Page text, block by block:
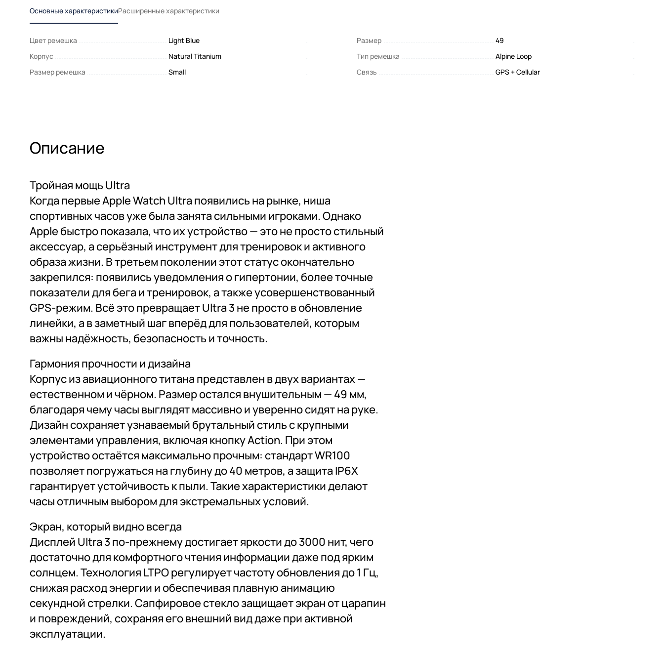
Основные характеристикиРасширенные характеристики
Цвет ремешка Light Blue Размер
49
Корпус
Natural Titanium Тип ремешка
Alpine Loop
Размер ремешка
Small Связь GPS + Cellular
Описание
Тройная мощь Ultra
Когда первые Apple Watch Ultra появились на рынке, ниша
спортивных часов уже была занята сильными игроками. Однако
Apple быстро показала, что их устройство — это не просто стильный
аксессуар, а серьёзный инструмент для тренировок и активного
образа жизни. В третьем поколении этот статус окончательно
закрепился: появились уведомления о гипертонии, более точные
показатели для бега и тренировок, а также усовершенствованный
GPS-режим. Всё это превращает Ultra 3 не просто в обновление
линейки, а в заметный шаг вперёд для пользователей, которым
важны надёжность, безопасность и точность.
Гармония прочности и дизайна
Корпус из авиационного титана представлен в двух вариантах —
естественном и чёрном. Размер остался внушительным — 49 мм,
благодаря чему часы выглядят массивно и уверенно сидят на руке.
Дизайн сохраняет узнаваемый брутальный стиль с крупными
элементами управления, включая кнопку Action. При этом
устройство остаётся максимально прочным: стандарт WR100
позволяет погружаться на глубину до 40 метров, а защита IP6X
гарантирует устойчивость к пыли. Такие характеристики делают
часы отличным выбором для экстремальных условий.
Экран, который видно всегда
Дисплей Ultra 3 по-прежнему достигает яркости до 3000 нит, чего
достаточно для комфортного чтения информации даже под ярким
солнцем. Технология LTPO регулирует частоту обновления до 1 Гц,
снижая расход энергии и обеспечивая плавную анимацию
секундной стрелки. Сапфировое стекло защищает экран от царапин
и повреждений, сохраняя его внешний вид даже при активной
эксплуатации.